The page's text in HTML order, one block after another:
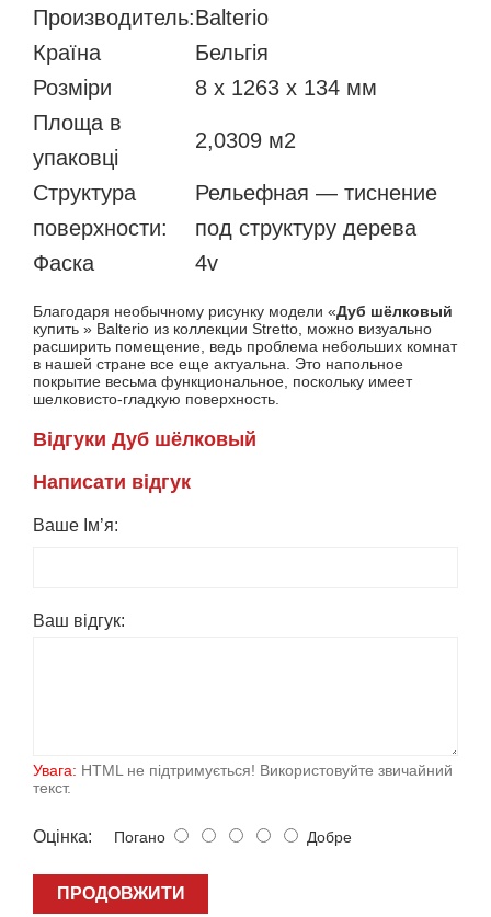
Производитель:Balterio
Країна
Бельгія
Розміри
8 x 1263 x 134 мм
Площа в
упаковці
2,0309 м2
Структура
поверхности:
Рельефная — тиснение
под структуру дерева
Фаска
4v
Благодаря необычному рисунку модели «Дуб шёлковый
купить » Balterio из коллекции Stretto, можно визуально
расширить помещение, ведь проблема небольших комнат
в нашей стране все еще актуальна. Это напольное
покрытие весьма функциональное, поскольку имеет
шелковисто-гладкую поверхность.
Вiдгуки Дуб шёлковый
Написати вiдгук
Ваше Ім’я:
Ваш вiдгук:
Увага: HTML не підтримується! Використовуйте звичайний
текст.
Оцiнка: Погано Добре
ПРОДОВЖИТИ